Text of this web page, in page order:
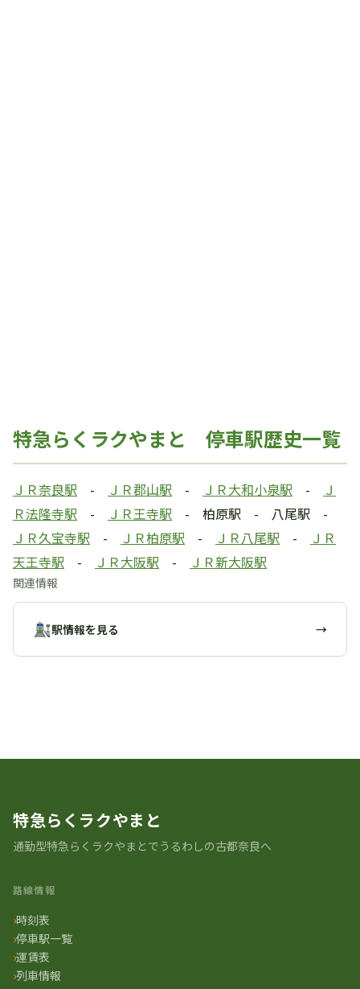
特急らくラクやまと 停車駅歴史一覧
ＪＲ奈良駅 - ＪＲ郡山駅 - ＪＲ大和小泉駅 -
Ｊ
Ｒ法隆寺駅 - ＪＲ王寺駅 - 柏原駅 - 八尾駅 -
ＪＲ久宝寺駅 - ＪＲ柏原駅 - ＪＲ八尾駅 -
ＪＲ
天王寺駅 - ＪＲ大阪駅 - ＪＲ新大阪駅
関連情報
駅情報を見る →
特急らくラクやまと
通勤型特急らくラクやまとでうるわしの古都奈良へ
路線情報
時刻表
停車駅一覧
運賃表
列車情報